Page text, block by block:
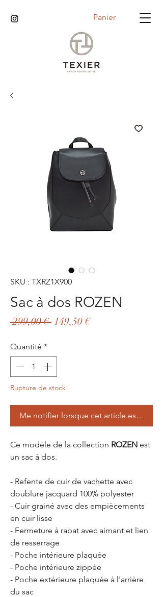
Panier
SKU : TXRZ1X900
Sac à dos ROZEN
299,00 € Prix
149,50 €Prix
Quantité *
Rupture de stock
Me notifier lorsque cet article est
Ce modèle de la collection ROZEN est
un sac à dos.
- Refente de cuir de vachette avec
doublure jacquard 100% polyester
- Cuir grainé avec des empiècements
en cuir lisse
- Fermeture à rabat avec aimant et lien
de resserrage
- Poche intérieure plaquée
- Poche intérieure zippée
- Poche extérieure plaquée à l'arrière
du sac